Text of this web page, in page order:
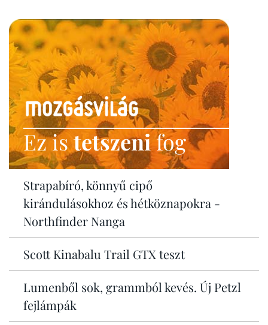
Ez istetszenifog
Strapabíró, könnyű cipő
kirándulásokhoz és hétköznapokra -
Northfinder Nanga
Scott Kinabalu Trail GTX teszt
Lumenből sok, grammból kevés. Új Petzl
fejlámpák